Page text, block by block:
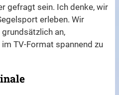
gefragt sein. Ich denke, wir
erleben. Wir
an,
TV-Format spannend zu